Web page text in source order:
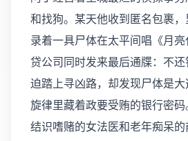
和找狗。某天他收到匿名包裹，
录着一具尸体在太平间唱《月
贷公司同时发来最后通牒：不
迫踏上寻凶路，却发现尸体是
旋律里藏着政要受贿的银行密
结识嗜赌的女法医和老年痴呆